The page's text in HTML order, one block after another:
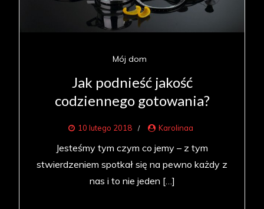
Mój dom
Jak podnieść jakość
codziennego gotowania?
10 lutego 2018 Karolinaa
Jesteśmy tym czym co jemy – z tym
stwierdzeniem spotkał się na pewno każdy z
nas i to nie jeden […]